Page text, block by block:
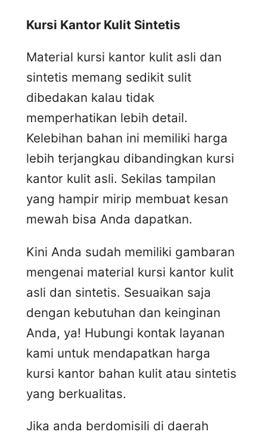
Kursi Kantor Kulit Sintetis
Material kursi kantor kulit asli dan
sintetis memang sedikit sulit
dibedakan kalau tidak
memperhatikan lebih detail.
Kelebihan bahan ini memiliki harga
lebih terjangkau dibandingkan kursi
kantor kulit asli. Sekilas tampilan
yang hampir mirip membuat kesan
mewah bisa Anda dapatkan.
Kini Anda sudah memiliki gambaran
mengenai material kursi kantor kulit
asli dan sintetis. Sesuaikan saja
dengan kebutuhan dan keinginan
Anda, ya! Hubungi kontak layanan
kami untuk mendapatkan harga
kursi kantor bahan kulit atau sintetis
yang berkualitas.
Jika anda berdomisili di daerah